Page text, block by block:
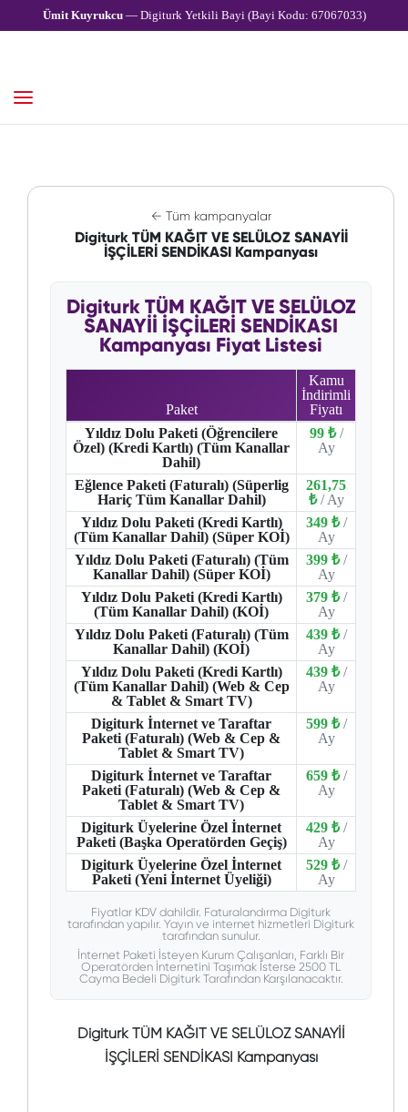
Ümit Kuyrukcu— Digiturk Yetkili Bayi (Bayi Kodu: 67067033)
← Tüm kampanyalar
Digiturk TÜM KAĞIT VE SELÜLOZ SANAYİİ
İŞÇİLERİ SENDİKASI Kampanyası
Digiturk TÜM KAĞIT VE SELÜLOZ
SANAYİİ İŞÇİLERİ SENDİKASI
Kampanyası Fiyat Listesi
Paket
Kamu
İndirimli
Fiyatı
Yıldız Dolu Paketi (Öğrencilere
Özel) (Kredi Kartlı) (Tüm Kanallar
Dahil)
99 ₺ /
Ay
Eğlence Paketi (Faturalı) (Süperlig
Hariç Tüm Kanallar Dahil)
261,75
₺ / Ay
Yıldız Dolu Paketi (Kredi Kartlı)
(Tüm Kanallar Dahil) (Süper KOİ)
349 ₺ /
Ay
Yıldız Dolu Paketi (Faturalı) (Tüm
Kanallar Dahil) (Süper KOİ)
399 ₺ /
Ay
Yıldız Dolu Paketi (Kredi Kartlı)
(Tüm Kanallar Dahil) (KOİ)
379 ₺ /
Ay
Yıldız Dolu Paketi (Faturalı) (Tüm
Kanallar Dahil) (KOİ)
439 ₺ /
Ay
Yıldız Dolu Paketi (Kredi Kartlı)
(Tüm Kanallar Dahil) (Web & Cep
& Tablet & Smart TV)
439 ₺ /
Ay
Digiturk İnternet ve Taraftar
Paketi (Faturalı) (Web & Cep &
Tablet & Smart TV)
599 ₺ /
Ay
Digiturk İnternet ve Taraftar
Paketi (Faturalı) (Web & Cep &
Tablet & Smart TV)
659 ₺ /
Ay
Digiturk Üyelerine Özel İnternet
Paketi (Başka Operatörden Geçiş)
429 ₺ /
Ay
Digiturk Üyelerine Özel İnternet
Paketi (Yeni İnternet Üyeliği)
529 ₺ /
Ay
Fiyatlar KDV dahildir. Faturalandırma Digiturk
tarafından yapılır. Yayın ve internet hizmetleri Digiturk
tarafından sunulur.
İnternet Paketi İsteyen Kurum Çalışanları, Farklı Bir
Operatörden İnternetini Taşımak İsterse 2500 TL
Cayma Bedeli Digiturk Tarafından Karşılanacaktır.
Digiturk TÜM KAĞIT VE SELÜLOZ SANAYİİ
İŞÇİLERİ SENDİKASI Kampanyası